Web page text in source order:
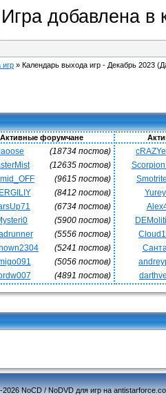
Игра добавлена в
игр » Календарь выхода игр - Декабрь 2023
Активные форумчане
(18734 постов)
(12635 постов)
(9615 постов)
(8412 постов)
(6734 постов)
(5900 постов)
(5556 постов)
(5241 постов)
(5056 постов)
(4891 постов)
NoCD / NoDVD для игр на